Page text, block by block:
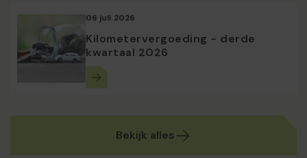
06 juli 2026
Kilometervergoeding - derde
kwartaal 2026
Bekijk alles